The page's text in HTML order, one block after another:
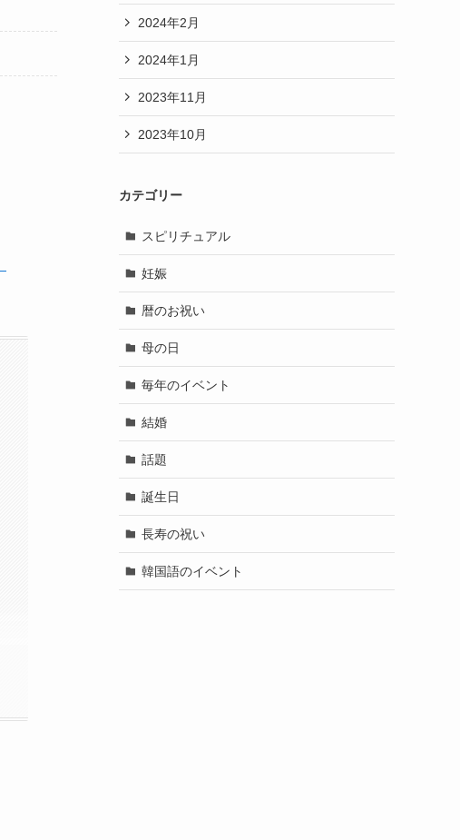
2024年2月
2024年1月
2023年11月
2023年10月
カテゴリー
スピリチュアル
妊娠
暦のお祝い
母の日
毎年のイベント
結婚
話題
誕生日
長寿の祝い
韓国語のイベント